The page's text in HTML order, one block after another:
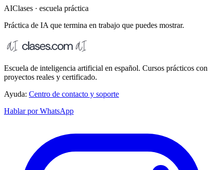
AIClases · escuela práctica
Práctica de IA que termina en trabajo que puedes mostrar.
Escuela de inteligencia artificial en español. Cursos prácticos con
proyectos reales y certificado.
Ayuda: Centro de contacto y soporte
Hablar por WhatsApp